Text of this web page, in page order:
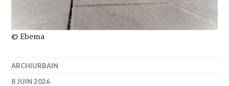
© Ebema
ARCHIURBAIN
8 JUIN 2026